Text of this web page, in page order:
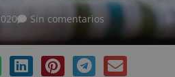
Sin comentarios